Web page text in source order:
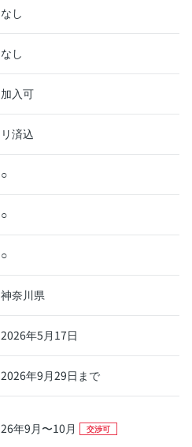
なし
なし
加入可
リ済込
○
○
○
神奈川県
2026年5月17日
2026年9月29日まで
26年9月〜10月 交渉可